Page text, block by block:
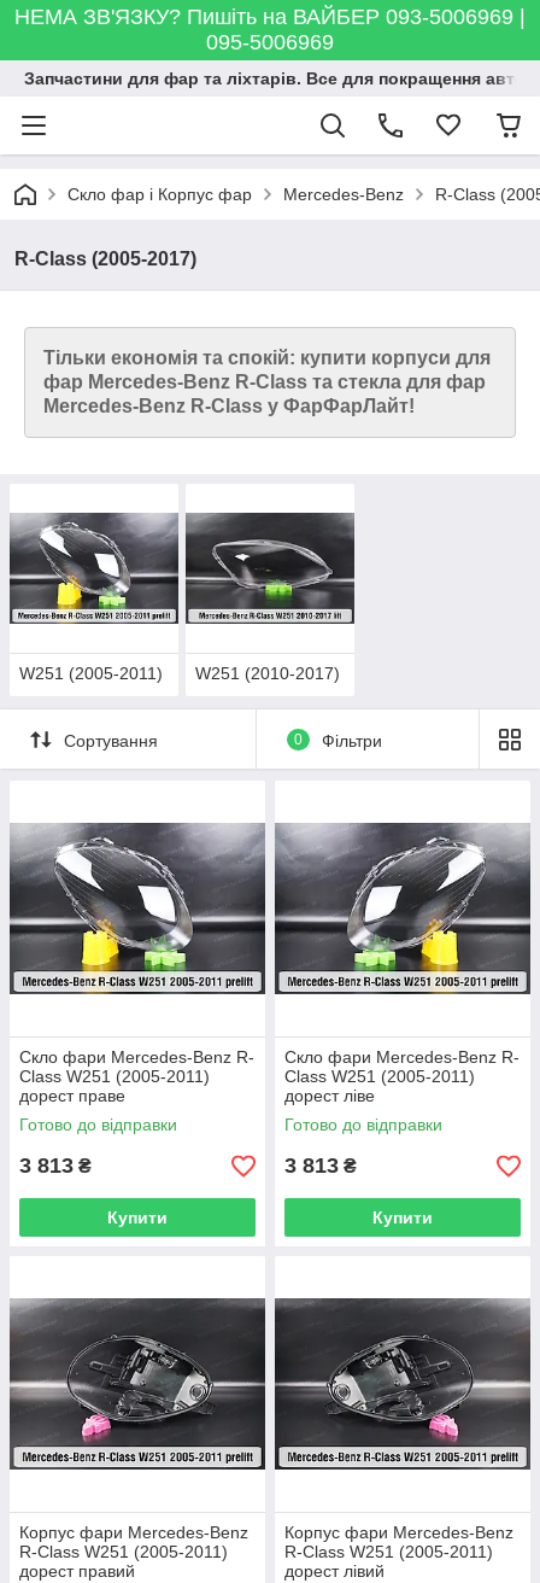
НЕМА ЗВ'ЯЗКУ? Пишіть на ВАЙБЕР 093-5006969 |
095-5006969
Запчастини для фар та ліхтарів. Все для покращення
Скло фар і Корпус фар Mercedes-Benz R-Class
R-Class (2005-2017)
Тільки економія та спокій: купити корпуси для
фар Mercedes-Benz R-Class та стекла для фар
Mercedes-Benz R-Class у ФарФарЛайт!
W251 (2005-2011) W251 (2010-2017)
Сортування 0 Фільтри
Скло фари Mercedes-Benz R-
Class W251 (2005-2011)
дорест праве
Готово до відправки
3 813 ₴
Купити
Скло фари Mercedes-Benz R-
Class W251 (2005-2011)
дорест ліве
Готово до відправки
3 813 ₴
Купити
Корпус фари Mercedes-Benz
R-Class W251 (2005-2011)
дорест правий
Корпус фари Mercedes-Benz
R-Class W251 (2005-2011)
дорест лівий